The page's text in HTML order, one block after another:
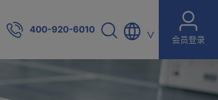
400-920-6010 ∨ 会员登录